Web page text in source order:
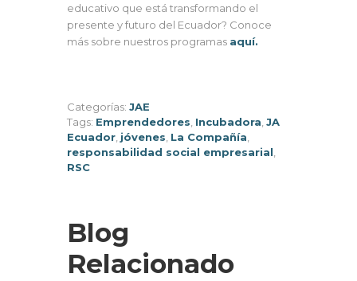
educativo que está transformando el
presente y futuro del Ecuador? Conoce
más sobre nuestros programas aquí.
Categorías: JAE
Tags: Emprendedores, Incubadora,JA
Ecuador, jóvenes, La Compañía,
responsabilidad social empresarial,
RSC
Blog
Relacionado